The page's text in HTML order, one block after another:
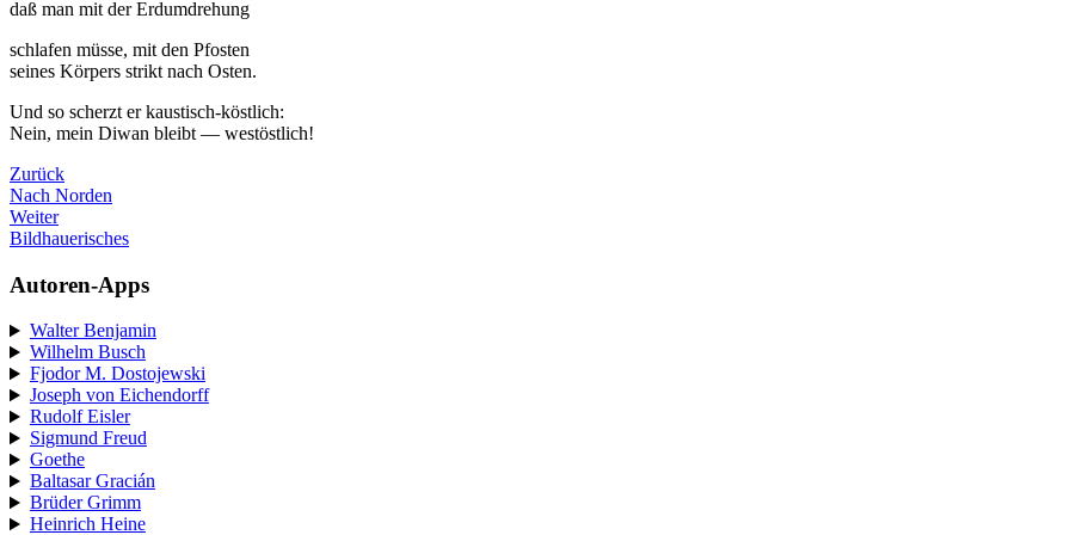
daß man mit der Erdumdrehung
schlafen müsse, mit den Pfosten
seines Körpers strikt nach Osten.
Und so scherzt er kaustisch-köstlich:
Nein, mein Diwan bleibt — westöstlich!
Zurück
Nach Norden
Weiter
Bildhauerisches
Autoren-Apps
Walter Benjamin
Wilhelm Busch
Fjodor M. Dostojewski
Joseph von Eichendorff
Rudolf Eisler
Sigmund Freud
Goethe
Baltasar Gracián
Brüder Grimm
Heinrich Heine